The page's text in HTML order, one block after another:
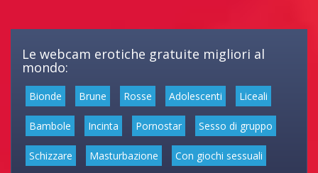
Le webcam erotiche gratuite migliori al
mondo:
Bionde Brune Rosse Adolescenti Liceali
Bambole Incinta Pornostar Sesso di gruppo
Schizzare Masturbazione Con giochi sessuali